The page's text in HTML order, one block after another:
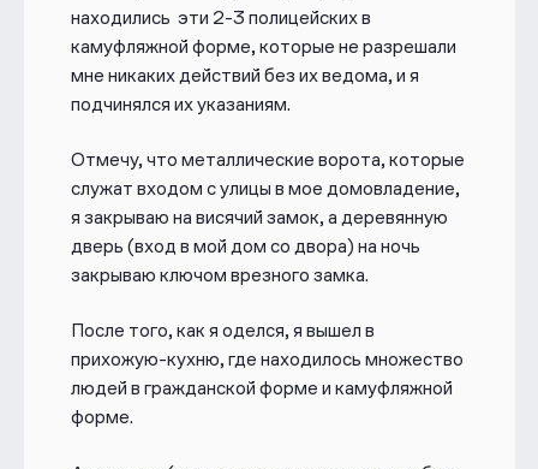
находились эти 2-3 полицейских в
камуфляжной форме, которые не разрешали
мне никаких действий без их ведома, и я
подчинялся их указаниям.
Отмечу, что металлические ворота, которые
служат входом с улицы в мое домовладение,
я закрываю на висячий замок, а деревянную
дверь (вход в мой дом со двора) на ночь
закрываю ключом врезного замка.
После того, как я оделся, я вышел в
прихожую-кухню, где находилось множество
людей в гражданской форме и камуфляжной
форме.